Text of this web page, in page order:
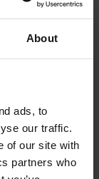
About
ads, to
our traffic.
of our site with
partners who
بالإصلاحات التي